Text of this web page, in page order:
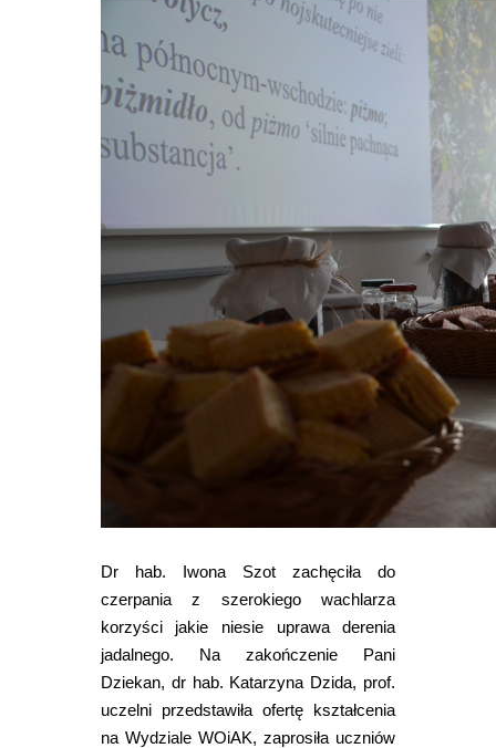
Dr hab. Iwona Szot zachęciła do
czerpania z szerokiego wachlarza
korzyści jakie niesie uprawa derenia
jadalnego. Na zakończenie Pani
Dziekan, dr hab. Katarzyna Dzida, prof.
uczelni przedstawiła ofertę kształcenia
na Wydziale WOiAK, zaprosiła uczniów